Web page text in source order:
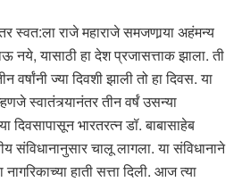
स्वत:ला राजे महाराजे समजणार्‍या अहंमन्य
नये, यासाठी हा देश प्रजासत्ताक झाला. ती
वर्षांनी ज्या दिवशी झाली तो हा दिवस. या
स्वातंत्र्यानंतर तीन वर्षं उसन्या
दिवसापासून भारतरत्न डॉ. बाबासाहेब
संविधानानुसार चालू लागला. या संविधानाने
हाती सत्ता दिली. आज त्या